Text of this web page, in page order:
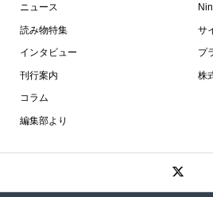
ニュース
読み物特集
インタビュー
刊行案内
コラム
編集部より
サ
プ
株